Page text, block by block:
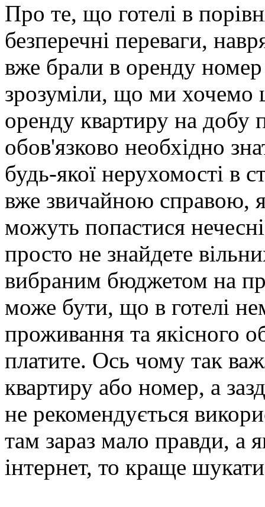
Про те, що готелі в
безперечні переваги,
вже брали в оренду номер
зрозуміли, що ми хочемо
оренду квартиру на добу
обов'язково необхідно
будь-якої нерухомості в
вже звичайною справою,
можуть попастися
просто не знайдете
вибраним бюджетом на
може бути, що в готелі
проживання та якісного
платите. Ось чому так
квартиру або номер, а
не рекомендується
там зараз мало правди, а
інтернет, то краще